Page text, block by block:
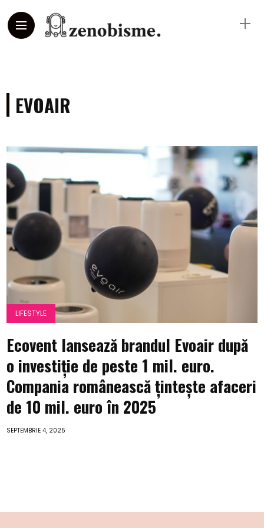
EVOAIR
LIFESTYLE
Ecovent lansează brandul Evoair după
o investiție de peste 1 mil. euro.
Compania românească țintește afaceri
de 10 mil. euro în 2025
SEPTEMBRIE 4, 2025